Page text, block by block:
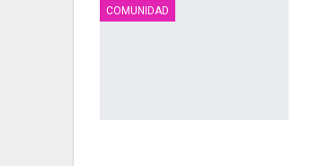
COMUNIDAD